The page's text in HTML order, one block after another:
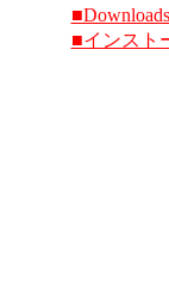
■インスト